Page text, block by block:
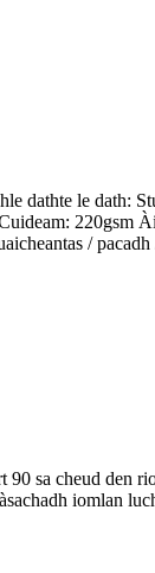
dathte le dath:
220gsm
/
sa cheud den
iomlan